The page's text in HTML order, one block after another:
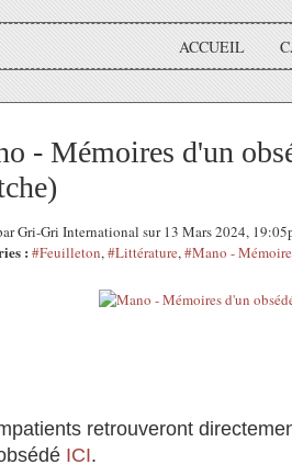
ACCUEIL
- Mémoires d'un
Gri-Gri International sur 13 Mars 2024,
: #Feuilleton,#Littérature,#Mano -
retrouveront
ICI.